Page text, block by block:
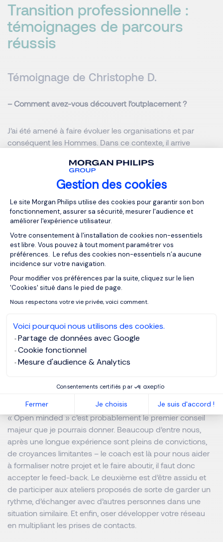
Gestion des cookies
Plateforme de Gestion du
Le site Morgan Philips utilise des cookies pour garantir son bon
fonctionnement, assurer sa sécurité, mesurer l'audience et
améliorer l'expérience utilisateur.
Votre consentement à l'installation de cookies non-essentiels
est libre. Vous pouvez à tout moment paramétrer vos
préférences. Le refus des cookies non-essentiels n’a aucune
incidence sur votre navigation.
Pour modifier vos préférences par la suite, cliquez sur le lien
'Cookies' situé dans le pied de page.
Nous respectons votre vie privée, voici comment.
Voici pourquoi nous utilisons des cookies.
Partage de données avec Google
Cookie fonctionnel
Mesure d'audience & Analytics
Consentements certifiés par
Fermer Je choisis Je suis d'accord !
Axeptio consent
Transition professionnelle :
témoignages de parcours
réussis
Témoignage de Christophe D.
– Comment avez-vous découvert l’outplacement ?
J’ai été amené à faire évoluer les organisations et par
conséquent les Hommes. Dans ce contexte, il arrive
professionnelle n’est pas à remettre en cause. Le souci de
bien accompagner la « séparation » nous amène à mettre
en œuvre un certain nombre de dispositifs favorisant le
reclassement. C’est dans ce contexte que j’ai connu
l’outplacement qui me semblait être une bonne réponse.
Fort de cette première expérience au travers de
collaborateurs, j’ai moi même profité de ce dispositif à ma
demande lorsque j’ai quitté mon poste.
– Quel est votre bilan après expérience ?
Très positif, le choix du coach est essentiel dans la
éclairage, sa connaissance du marché, des codes du
recrutement, son regard nécessaire parfois critique sont
des facteurs clés de succès.
s’apprêtent à suivre une prestation d’outplacement ?
« Open minded » c’est probablement le premier conseil
majeur que je pourrais donner. Beaucoup d’entre nous,
après une longue expérience sont pleins de convictions,
de croyances limitantes – le coach est là pour nous aider
à formaliser notre projet et le faire aboutir, il faut donc
accepter le feed-back. Le deuxième est d’être assidu et
de participer aux ateliers proposés de sorte de garder un
rythme, d’échanger avec d’autres personnes dans une
situation similaire. Et enfin, oser développer votre réseau
en multipliant les prises de contacts.